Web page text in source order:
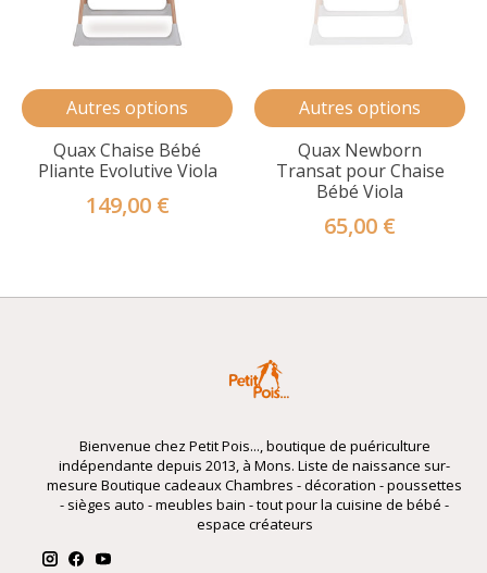
Autres options
Quax Chaise Bébé
Pliante Evolutive Viola
149,00 €
Autres options
Quax Newborn
Transat pour Chaise
Bébé Viola
65,00 €
Bienvenue chez Petit Pois..., boutique de puériculture
indépendante depuis 2013, à Mons. Liste de naissance sur-
mesure Boutique cadeaux Chambres - décoration - poussettes
- sièges auto - meubles bain - tout pour la cuisine de bébé -
espace créateurs